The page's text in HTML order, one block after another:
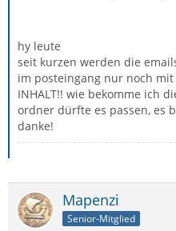
hy leute
seit kurzen werden die
im posteingang nur noch
INHALT!! wie bekomme ich
ordner dürfte es passen, es
danke!
Mapenzi
Senior-Mitglied